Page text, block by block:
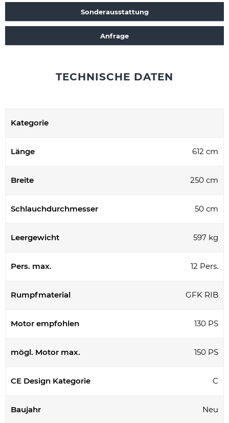
Sonderausstattung
Anfrage
TECHNISCHE DATEN
Kategorie
Länge 612 cm
Breite 250 cm
Schlauchdurchmesser 50 cm
Leergewicht 597 kg
Pers. max. 12 Pers.
Rumpfmaterial GFK RIB
Motor empfohlen 130 PS
mögl. Motor max. 150 PS
CE Design Kategorie C
Baujahr Neu